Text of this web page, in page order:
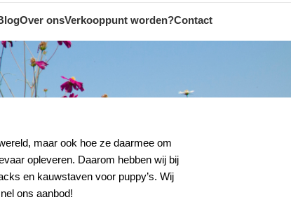
Over onsVerkooppunt worden?Contact
maar ook hoe ze daarmee om
opleveren. Daarom hebben wij bij
en kauwstavenvoor puppy’s. Wij
ons aanbod!